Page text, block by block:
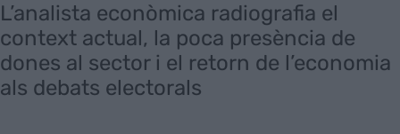
L’analista econòmica radiografia el
context actual, la poca presència de
dones al sector i el retorn de l’economia
als debats electorals